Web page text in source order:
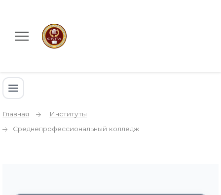
Главная
Институты
Среднепрофессиональный колледж